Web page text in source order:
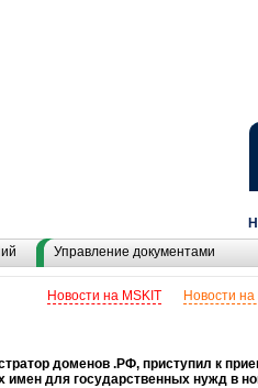
Управление документами
Новости на
Новости на MSKIT
доменов .РФ, приступил к
имен для государственных нужд в